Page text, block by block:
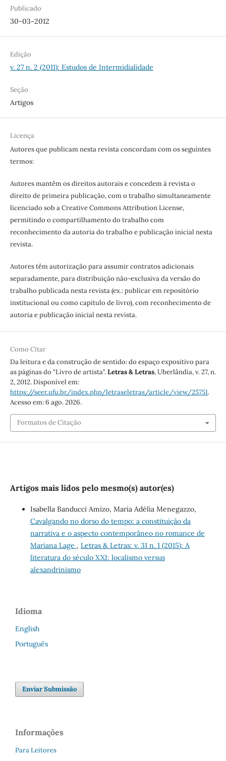
Publicado
30-03-2012
Edição
v. 27 n. 2 (2011): Estudos de Intermidialidade
Seção
Artigos
Licença
Autores que publicam nesta revista concordam com os seguintes
termos:
Autores mantêm os direitos autorais e concedem à revista o
direito de primeira publicação, com o trabalho simultaneamente
licenciado sob a Creative Commons Attribution License,
permitindo o compartilhamento do trabalho com
reconhecimento da autoria do trabalho e publicação inicial nesta
revista.
Autores têm autorização para assumir contratos adicionais
separadamente, para distribuição não-exclusiva da versão do
trabalho publicada nesta revista (ex.: publicar em repositório
institucional ou como capítulo de livro), com reconhecimento de
autoria e publicação inicial nesta revista.
Como Citar
Da leitura e da construção de sentido: do espaço expositivo para
as páginas do "Livro de artista".Letras & Letras, Uberlândia, v. 27, n.
2, 2012. Disponível em:
https://seer.ufu.br/index.php/letraseletras/article/view/25751.
Acesso em: 6 ago. 2026.
Formatos de Citação
Artigos mais lidos pelo mesmo(s) autor(es)
Isabella Banducci Amizo, Maria Adélia Menegazzo,
Cavalgando no dorso do tempo: a constituição da
narrativa e o aspecto contemporâneo no romance de
Mariana Lage , Letras & Letras: v. 31 n. 1 (2015): A
literatura do século XXI: localismo versus
alexandrinismo
Idioma
English
Português
Enviar Submissão
Informações
Para Leitores